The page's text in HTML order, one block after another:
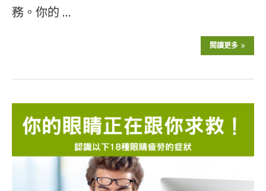
務。你的 …
閱讀更多